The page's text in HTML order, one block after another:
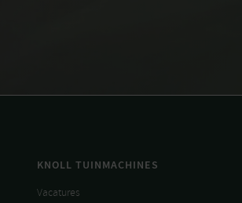
KNOLL TUINMACHINES
Vacatures